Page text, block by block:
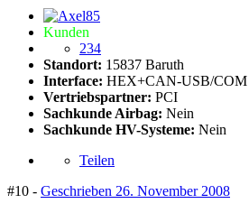
Kunden
234
Standort: 15837 Baruth
Interface: HEX+CAN-USB/COM
Vertriebspartner: PCI
Sachkunde Airbag: Nein
Sachkunde HV-Systeme: Nein
Teilen
#10 - Geschrieben 26. November 2008